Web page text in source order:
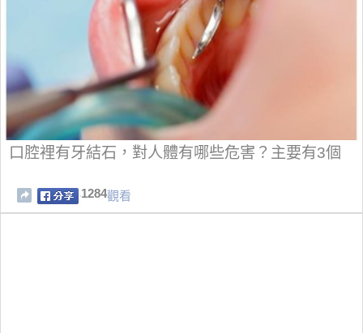
口腔裡有牙結石，對人體有哪些危害？主要有3個
1284觀看